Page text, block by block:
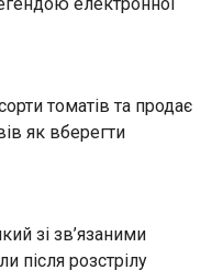
томатів та продає
як вберегти
зі зв’язаними
після розстрілу